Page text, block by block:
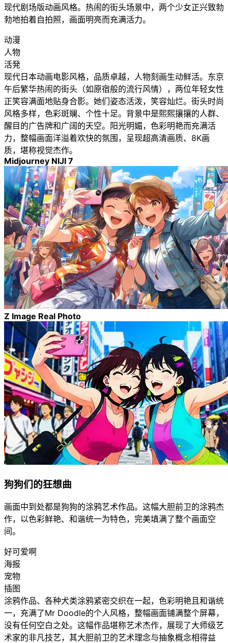
现代剧场版动画风格。热闹的街头场景中，两个少女正兴致勃
勃地拍着自拍照，画面明亮而充满活力。
动漫
人物
活発
现代日本动画电影风格，品质卓越，人物刻画生动鲜活。东京
午后繁华热闹的街头（如原宿般的流行风情），两位年轻女性
正笑容满面地贴身合影。她们姿态活泼，笑容灿烂。街头时尚
风格多样，色彩斑斓、个性十足。背景中是熙熙攘攘的人群、
醒目的广告牌和广阔的天空。阳光明媚，色彩明艳而充满活
力，整幅画面洋溢着欢快的氛围，呈现超高清画质、8K画
质，堪称视觉杰作。
Midjourney NIJI 7
Z Image Real Photo
狗狗们的狂想曲
画面中到处都是狗狗的涂鸦艺术作品。这幅大胆前卫的涂鸦杰
作，以色彩鲜艳、和谐统一为特色，完美填满了整个画面空
间。
好可爱啊
海报
宠物
插图
涂鸦作品、各种犬类涂鸦紧密交织在一起，色彩明艳且和谐统
一，充满了Mr Doodle的个人风格，整幅画面铺满整个屏幕，
没有任何空白之处。这幅作品堪称艺术杰作，展现了大师级艺
术家的非凡技艺，其大胆前卫的艺术理念与抽象概念相得益